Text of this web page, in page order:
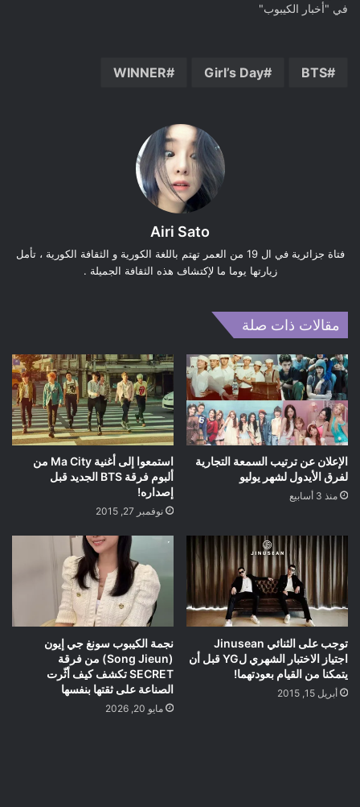
في "أخبار الكيبوب"
BTS
Girl’s Day
WINNER
Airi Sato
فتاة جزائرية في ال 19 من العمر تهتم باللغة الكورية و الثقافة الكورية ، تأمل
زيارتها يوما ما لإكتشاف هذه الثقافة الجميلة .
مقالات ذات صلة
الإعلان عن ترتيب السمعة التجارية
لفرق الأيدول لشهر يوليو
منذ 3 أسابيع
استمعوا إلى أغنية Ma City من
ألبوم فرقة BTS الجديد قبل
إصداره!
نوفمبر 27, 2015
توجب على الثنائي Jinusean
اجتياز الاختبار الشهري لYG قبل أن
يتمكنا من القيام بعودتهما!
أبريل 15, 2015
نجمة الكيبوب سونغ جي إيون
(Song Jieun) من فرقة
SECRET تكشف كيف أثّرت
الصناعة على ثقتها بنفسها
مايو 20, 2026